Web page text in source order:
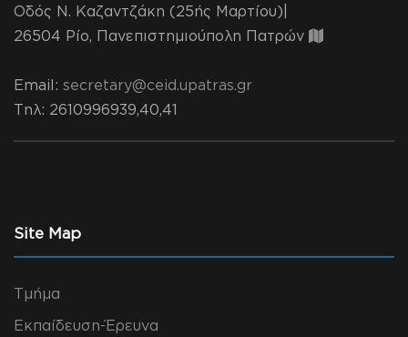
Οδός Ν. Καζαντζάκη (25ής Μαρτίου)|
26504 Ρίο, Πανεπιστημιούπολη Πατρών
Email: secretary@ceid.upatras.gr
Τηλ: 2610996939,40,41
Site Map
Τμήμα
Εκπαίδευση-Έρευνα